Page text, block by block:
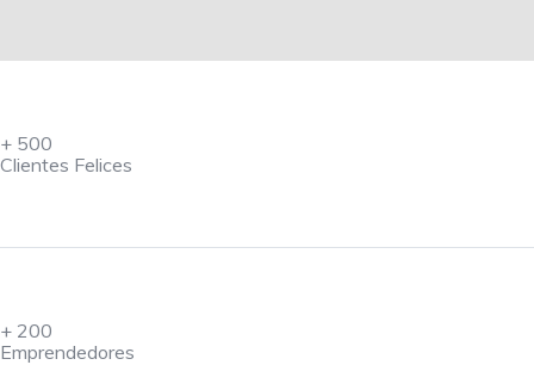
+ 500
Clientes Felices
+ 200
Emprendedores